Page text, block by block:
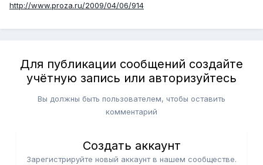
http://www.proza.ru/2009/04/06/914
Для публикации сообщений создайте
учётную запись или авторизуйтесь
Вы должны быть пользователем, чтобы оставить
комментарий
Создать аккаунт
Зарегистрируйте новый аккаунт в нашем сообществе.